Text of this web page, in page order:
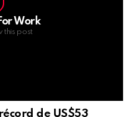
Work
this post
de US$53